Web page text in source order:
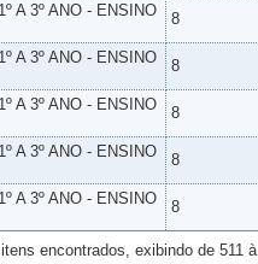
A 3º ANO - ENSINO
8
A 3º ANO - ENSINO
8
A 3º ANO - ENSINO
8
A 3º ANO - ENSINO
8
A 3º ANO - ENSINO
8
encontrados, exibindo de 511